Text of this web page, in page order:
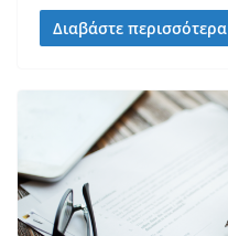
Διαβάστε περισσότερα